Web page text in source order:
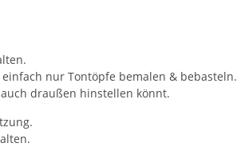
nur Tontöpfe bemalen & bebasteln.
draußen hinstellen könnt.